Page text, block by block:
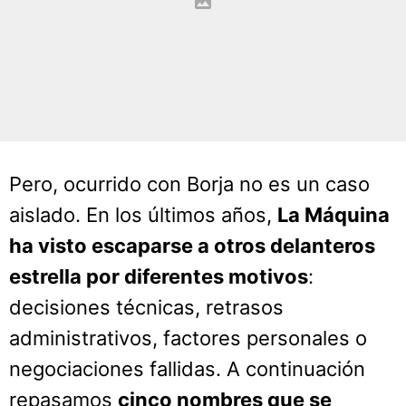
Pero, ocurrido con Borja no es un caso
aislado. En los últimos años, La Máquina
ha visto escaparse a otros delanteros
estrella por diferentes motivos:
decisiones técnicas, retrasos
administrativos, factores personales o
negociaciones fallidas. A continuación
repasamos cinco nombres que se